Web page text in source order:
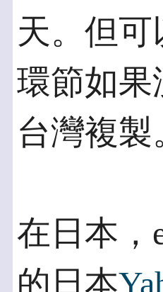
天。但可
環節如果
台灣複製
在日本，
的日本